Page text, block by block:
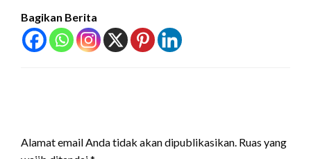
Bagikan Berita
Alamat email Anda tidak akan dipublikasikan. Ruas yang